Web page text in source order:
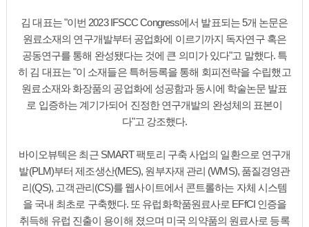
김 대표는 "이번 2023 IFSCC Congress에서 발표되는 5개 논문은
원료소재의 연구개발부터 공업화에 이르기까지 독자연구 혹은
공동연구를 통해 완성됐다는 것에 큰 의미가 있다"고 말했다. 특
히 김 대표는 "이 소재들은 특허등록을 통해 회피전략을 수립했고
원료소재와 화장품의 공업화에 성공함과 동시에 학술논문 발표
로 입증하는 계기가되어 진정한 연구개발의 완성체의 표본이
다"고 강조했다.
바이오뷰텍은 최근 SMART 팩토리 구축 사업의 일환으로 연구개
발(PLM)부터 제조생산(MES), 원부자재 관리 (WMS), 품질경영관
리(QS), 고객관리(CS)를 웹사이트에서 콘트롤하는 자체 시스템
을 국내 최초로 구축했다. 또 유럽화학품원료사로 EFfCI 인증을
취득해 유럽 진출이 용이해 졌으며 미국 의약품의 원료사로 등록